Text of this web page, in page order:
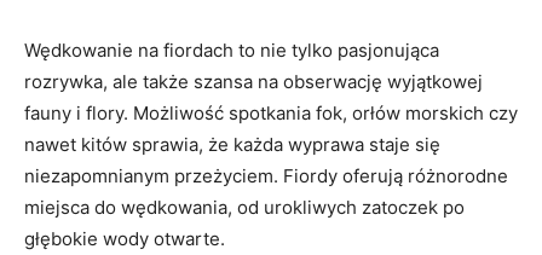
Wędkowanie na fiordach to nie tylko pasjonująca
rozrywka, ale także szansa na obserwację wyjątkowej
fauny i flory. Możliwość spotkania fok, orłów morskich czy
nawet kitów sprawia, że każda wyprawa staje się
niezapomnianym przeżyciem. Fiordy oferują różnorodne
miejsca do wędkowania, od urokliwych zatoczek po
głębokie wody otwarte.